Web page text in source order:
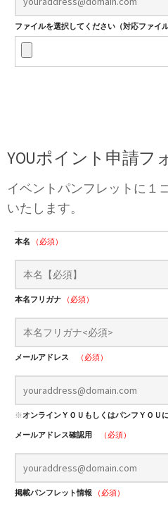
ファイルを選択してください（対応ファイ
YOUポイント申請フ
イベントパンフレットに１
いたします。
本名 （必須）
本名フリガナ （必須）
メールアドレス （必須）
※オンラインＹＯＵもしくはパンフＹＯＵ
メールアドレス確認用
（必須）
掲載パンフレット情報 （必須）